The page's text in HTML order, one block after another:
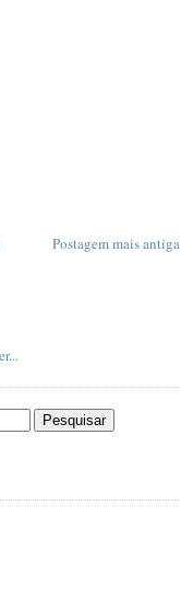
Postagem mais antiga